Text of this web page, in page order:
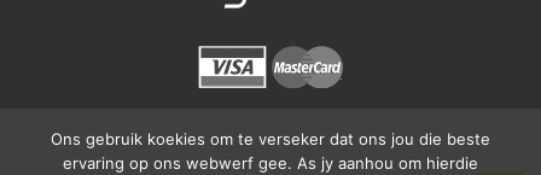
Ons gebruik koekies om te verseker dat ons jou die beste
ervaring op ons webwerf gee. As jy aanhou om hierdie